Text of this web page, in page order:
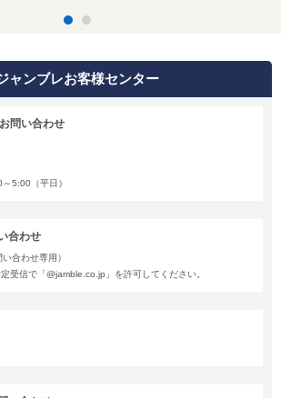
ャンブレお客様センター
問い合わせ
5:00（平日）
合わせ
い合わせ専用）
受信で「@jamble.co.jp」を許可してください。